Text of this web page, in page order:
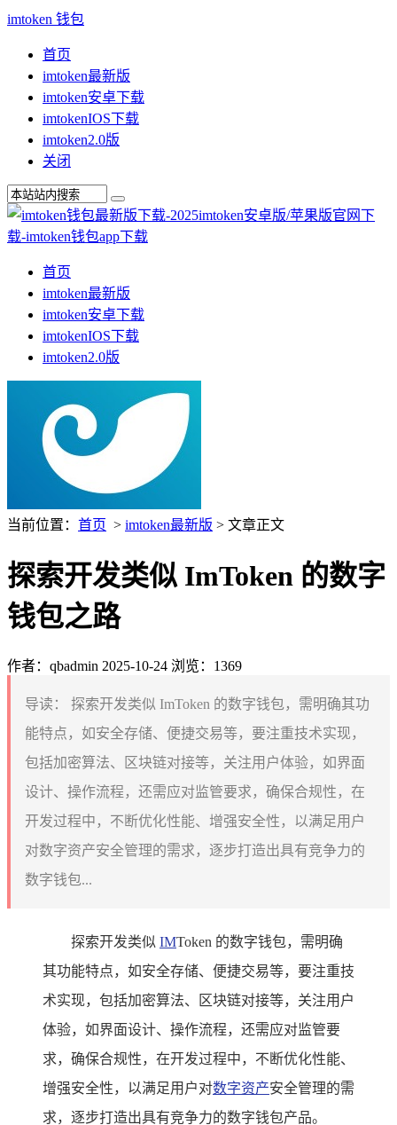
imtoken 钱包
首页
imtoken最新版
imtoken安卓下载
imtokenIOS下载
imtoken2.0版
关闭
首页
imtoken最新版
imtoken安卓下载
imtokenIOS下载
imtoken2.0版
当前位置： 首页 > imtoken最新版 > 文章正文
探索开发类似 ImToken 的数字
钱包之路
作者：qbadmin 2025-10-24 浏览：1369
导读：
探索开发类似 ImToken 的数字钱包，需明确其功
能特点，如安全存储、便捷交易等，要注重技术实现，
包括加密算法、区块链对接等，关注用户体验，如界面
设计、操作流程，还需应对监管要求，确保合规性，在
开发过程中，不断优化性能、增强安全性，以满足用户
对数字资产安全管理的需求，逐步打造出具有竞争力的
数字钱包...
探索开发类似 IMToken 的数字钱包，需明确
其功能特点，如安全存储、便捷交易等，要注重技
术实现，包括加密算法、区块链对接等，关注用户
体验，如界面设计、操作流程，还需应对监管要
求，确保合规性，在开发过程中，不断优化性能、
增强安全性，以满足用户对数字资产安全管理的需
求，逐步打造出具有竞争力的数字钱包产品。